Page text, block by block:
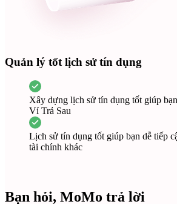
Quản lý tốt lịch sử tín dụng
Xây dựng lịch sử tín dụng tốt giúp
Ví Trả Sau
Lịch sử tín dụng tốt giúp bạn dễ tiếp
tài chính khác
Bạn hỏi, MoMo trả lời